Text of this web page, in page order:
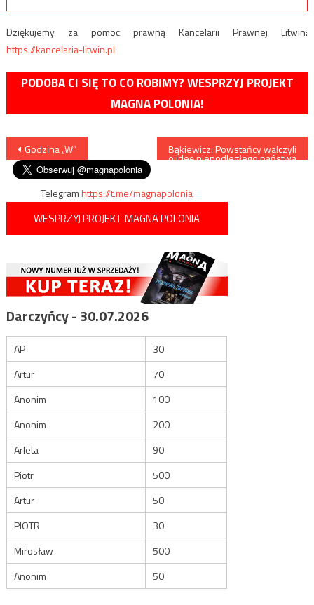
Dziękujemy za pomoc prawną Kancelarii Prawnej Litwin:
https://kancelaria-litwin.pl
PODOBA CI SIĘ TO CO ROBIMY? WESPRZYJ PROJEKT
MAGNA POLONIA!
Nawigacja
wpisu
Godzina „W” Bąkiewicz: Powstańcy walczyli
o ideę niepodległego państwa
Telegramhttps://t.me/magnapolonia
WESPRZYJ PROJEKT MAGNA POLONIA
Darczyńcy - 30.07.2026
AP
30
Artur
70
Anonim
100
Anonim
200
Arleta
90
Piotr
500
Artur
50
PIOTR
30
Mirosław
500
Anonim
50